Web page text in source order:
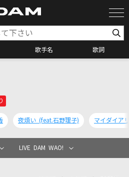
歌手名 歌詞
ケリクエスト
夜煩い (feat.石野理子) マイダイア
LIVE DAM WAO!